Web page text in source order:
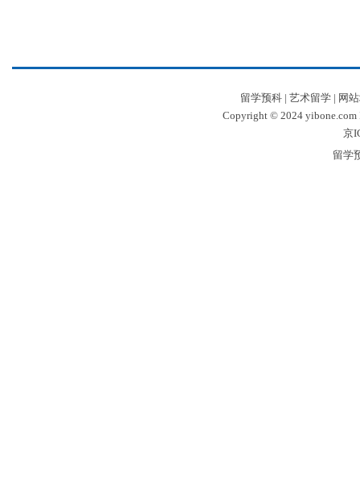
留学预科| 艺术留学| 网
Copyright © 2024 yibone.com
京
留学